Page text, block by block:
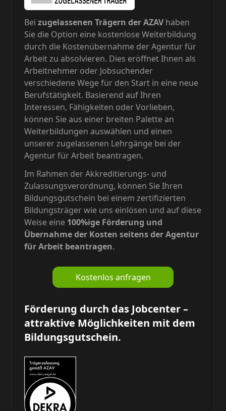
Bei zugelassenen Trägern der AZAVhaben
Sie die Option eine kostenlose Weiterbildung
durch die Kostenübernahme der Agentur für
Arbeit zu absolvieren. Dies eröffnet Ihnen als
Arbeitnehmer oder Jobsuchender
verschiedene Wege für den Start in eine neue
Berufstätigkeit. Basierend auf Ihren
Interessen, Fähigkeiten oder Vorlieben,
können Sie aus einer breiten Palette an
Weiterbildungen auswählen und einen
unserer zugelassenen Lehrgänge bei der
Agentur für Arbeit beantragen.
Im Rahmen der Akkreditierungs- und
Zulassungsverordnung, können Sie Ihren
Bildungsgutschein bei einem zertifizierten
Bildungsträger wie uns einlösen und auf diese
Weise eine 100%ige Förderung und
Übernahme der Kosten seitens der Agentur
für Arbeit beantragen.
Kostenlos anfragen
Förderung durch das Jobcenter –
attraktive Möglichkeiten mit dem
Bildungsgutschein.